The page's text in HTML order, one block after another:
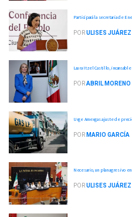
Participará la secretaria de
PORULISES JUÁREZ
Laura Itzel Castillo,
PORABRIL MORENO
Urge Amexgas ajuste de
POR MARIO GARCÍA
Necesario, un plan agresivo
PORULISES JUÁREZ